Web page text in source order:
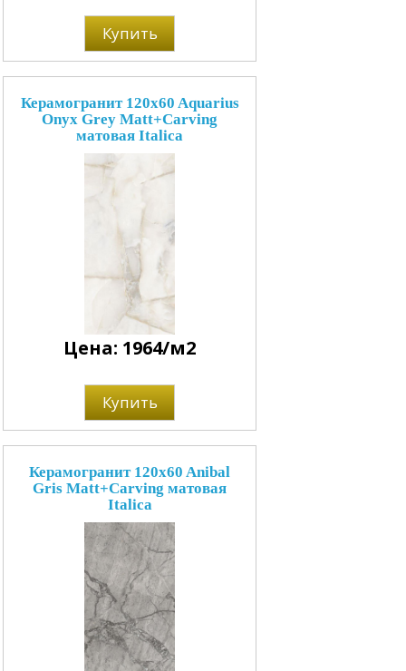
Купить
Керамогранит 120x60 Aquarius
Onyx Grey Matt+Carving
матовая Italica
Цена: 1964/м2
Купить
Керамогранит 120x60 Anibal
Gris Matt+Carving матовая
Italica